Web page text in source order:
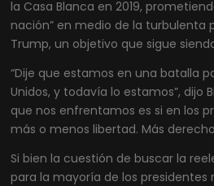
la Casa Blanca en 2019,
nación” en medio de la turbulenta
Trump, un objetivo que sigue
“Dije que estamos en una batalla
Unidos, y todavía lo estamos”, dijo
que nos enfrentamos es si en los
más o menos libertad. Más
Si bien la cuestión de buscar la
para la mayoría de los presidentes